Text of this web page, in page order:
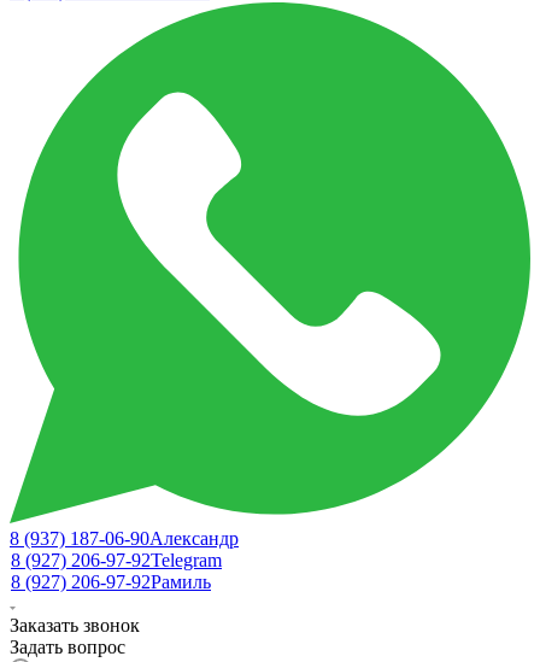
8 (937) 187-06-90Александр
8 (927) 206-97-92Telegram
8 (927) 206-97-92Рамиль
Заказать звонок
Задать вопрос